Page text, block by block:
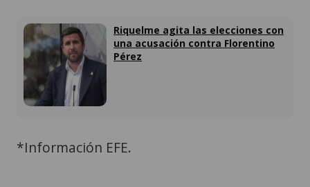
Riquelme agita las elecciones con
una acusación contra Florentino
Pérez
*Información EFE.